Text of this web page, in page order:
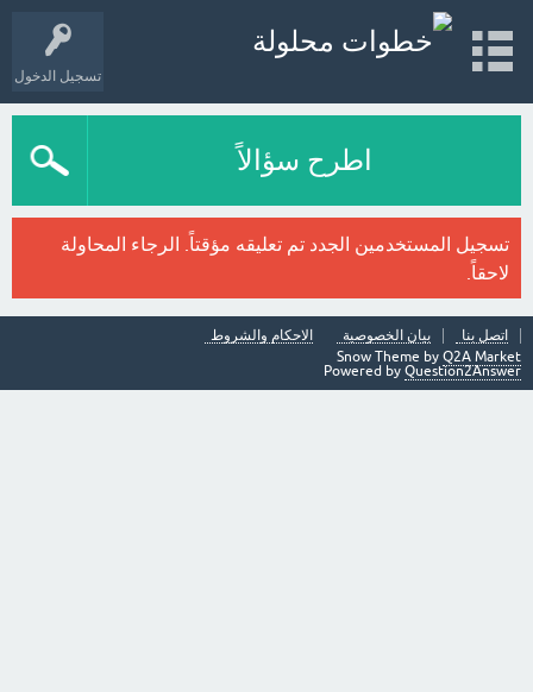
تسجيل الدخول
اطرح سؤالاً
تسجيل المستخدمين الجدد تم تعليقه مؤقتاً. الرجاء المحاولة
لاحقاً.
اتصل بنا بيان الخصوصية
الاحكام والشروط
Snow Theme by Q2A Market
Powered by Question2Answer